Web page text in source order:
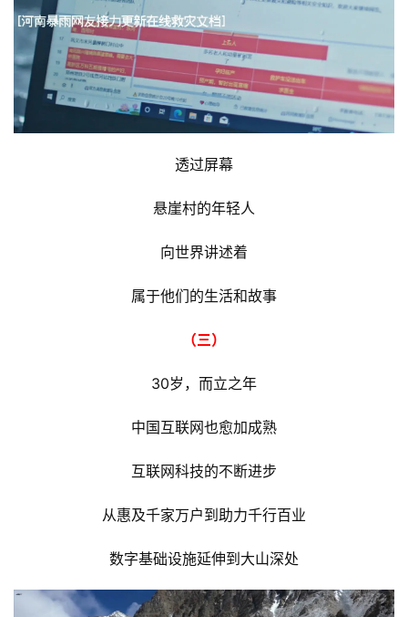
透过屏幕
悬崖村的年轻人
向世界讲述着
属于他们的生活和故事
（三）
30岁，而立之年
中国互联网也愈加成熟
互联网科技的不断进步
从惠及千家万户到助力千行百业
数字基础设施延伸到大山深处